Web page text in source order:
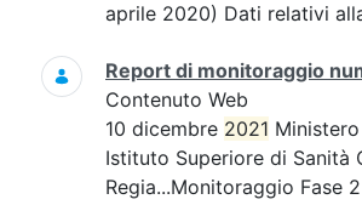
aprile 2020) Dati relativi
Report di monitoraggio
Contenuto Web
10 dicembre 2021
Istituto Superiore di Sanità
Regia...Monitoraggio Fase